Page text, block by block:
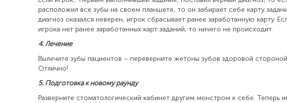
расположил все зубы на своем планшете, то он забирает себе карту
диагноз оказался неверен, игрок сбрасывает ранее заработанную карту.
игрока нет ранее заработанных карт заданий, то ничего не происходит.
4. Лечение
Вылечите зубы пациентов – переверните жетоны зубов здоровой
Отлично!
5. Подготовка к новому раунду
Разверните стоматологический кабинет другим монстром к себе. Теперь